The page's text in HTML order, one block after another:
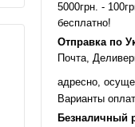
5000грн. -
бесплатно!
Отправка по
Почта,
адресно,
Варианты
Безналичный